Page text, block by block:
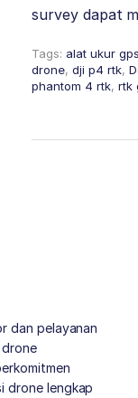
survey dapat
Tags: alat ukur gps
drone, dji p4 rtk,
phantom 4 rtk, rtk
dan pelayanan
drone lengkap